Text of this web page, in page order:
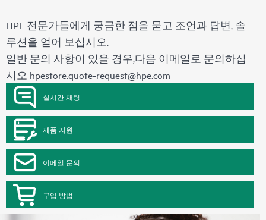
HPE 전문가들에게 궁금한 점을 묻고 조언과 답변, 솔
루션을 얻어 보십시오.
일반 문의 사항이 있을 경우,다음 이메일로 문의하십
시오 hpestore.quote-request@hpe.com
실시간 채팅
제품 지원
이메일 문의
구입 방법